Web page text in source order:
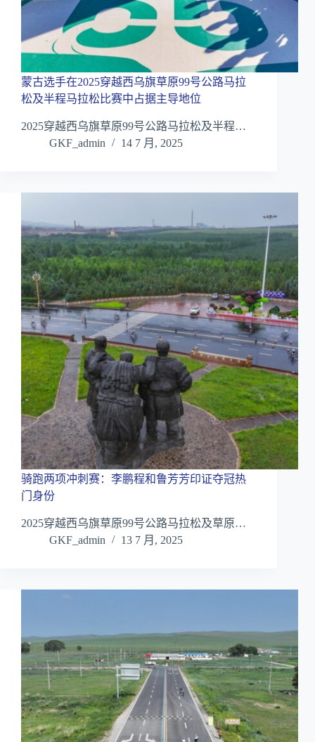
蒙古选手在2025穿越西乌旗草原99号公路马拉
松及半程马拉松比赛中占据主导地位
2025穿越西乌旗草原99号公路马拉松及半程…
GKF_admin
14 7 月, 2025
骑跑两项冲刺赛：李鹏程和鲁芳芳印证夺冠热
门身份
2025穿越西乌旗草原99号公路马拉松及草原…
GKF_admin
13 7 月, 2025